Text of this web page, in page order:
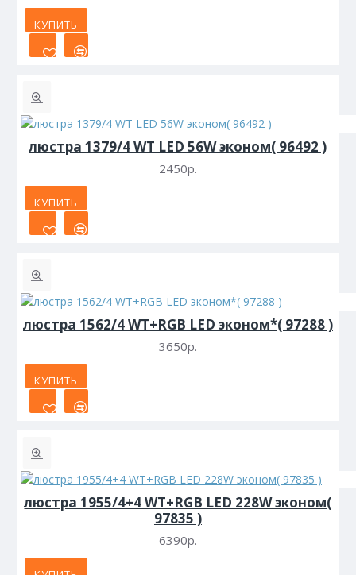
КУПИТЬ
люстра 1379/4 WT LED 56W эконом( 96492 )
2450р.
КУПИТЬ
люстра 1562/4 WT+RGB LED эконом*( 97288 )
3650р.
КУПИТЬ
люстра 1955/4+4 WT+RGB LED 228W эконом(
97835 )
6390р.